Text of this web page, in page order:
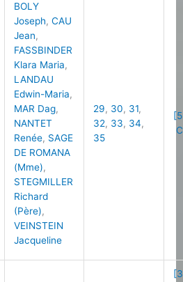
BOLY
Joseph,CAU
Jean,
FASSBINDER
Klara Maria,
LANDAU
Edwin-Maria,
MAR Dag,
NANTET
Renée, SAGE
DE ROMANA
(Mme),
STEGMILLER
Richard
(Père),
VEINSTEIN
Jacqueline
29, 30, 31,
32, 33, 34,
35